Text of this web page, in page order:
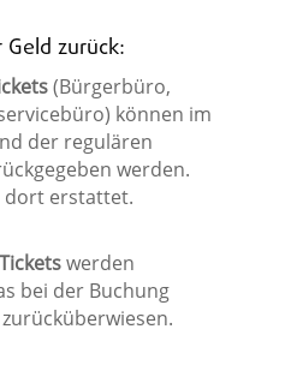
zurück:
(Bürgerbüro,
können im
der regulären
werden.
dort erstattet.
werden
bei der Buchung